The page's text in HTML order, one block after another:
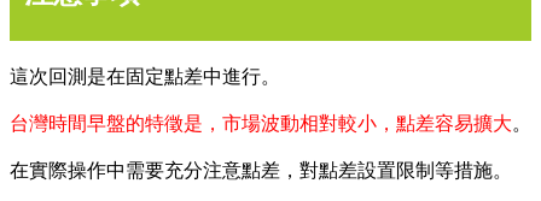
這次回測是在固定點差中進行。
台灣時間早盤的特徵是，市場波動相對較小，點差容易擴大。
在實際操作中需要充分注意點差，對點差設置限制等措施。